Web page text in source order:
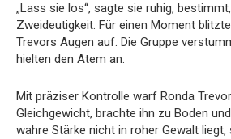
„Lass sie los“, sagte sie ruhig,
Zweideutigkeit. Für einen Moment
Trevors Augen auf. Die Gruppe
hielten den Atem an.
Mit präziser Kontrolle warf Ronda
Gleichgewicht, brachte ihn zu Boden
wahre Stärke nicht in roher Gewalt liegt,